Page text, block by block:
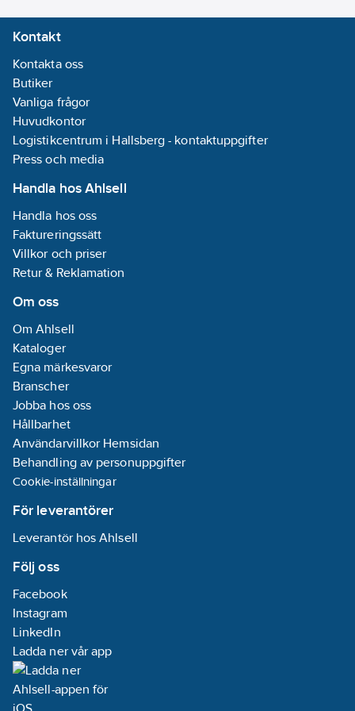
Kontakt
Kontakta oss
Butiker
Vanliga frågor
Huvudkontor
Logistikcentrum i Hallsberg - kontaktuppgifter
Press och media
Handla hos Ahlsell
Handla hos oss
Faktureringssätt
Villkor och priser
Retur & Reklamation
Om oss
Om Ahlsell
Kataloger
Egna märkesvaror
Branscher
Jobba hos oss
Hållbarhet
Användarvillkor Hemsidan
Behandling av personuppgifter
Cookie-inställningar
För leverantörer
Leverantör hos Ahlsell
Följ oss
Facebook
Instagram
LinkedIn
Ladda ner vår app